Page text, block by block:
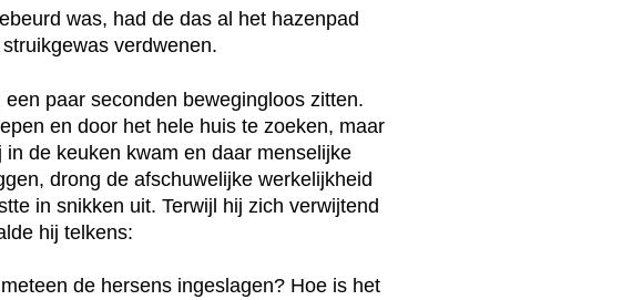
was, had de das al het hazenpad
verdwenen.
paar seconden bewegingloos zitten.
en door het hele huis te zoeken, maar
de keuken kwam en daar menselijke
drong de afschuwelijke werkelijkheid
in snikken uit. Terwijl hij zich verwijtend
hij telkens:
de hersens ingeslagen? Hoe is het